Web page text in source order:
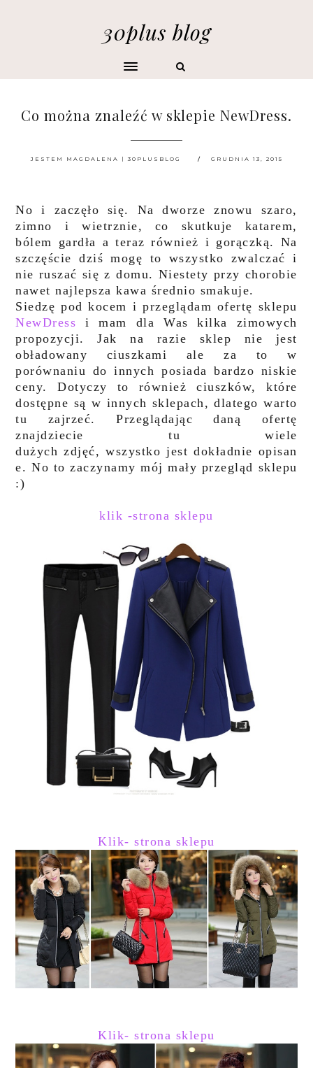
30plus blog
Co można znaleźć w sklepie NewDress.
JESTEM MAGDALENA | 30PLUSBLOG GRUDNIA 13, 2015
No i zaczęło się. Na dworze znowu szaro,
zimno i wietrznie, co skutkuje katarem,
bólem gardła a teraz również i gorączką. Na
szczęście dziś mogę to wszystko zwalczać i
nie ruszać się z domu. Niestety przy chorobie
nawet najlepsza kawa średnio smakuje.
Siedzę pod kocem i przeglądam ofertę sklepu
NewDress i mam dla Was kilka zimowych
propozycji. Jak na razie sklep nie jest
obładowany ciuszkami ale za to w
porównaniu do innych posiada bardzo niskie
ceny. Dotyczy to również ciuszków, które
dostępne są w innych sklepach, dlatego warto
tu zajrzeć. Przeglądając daną ofertę
znajdziecie tu wiele
dużych zdjęć, wszystko jest dokładnie opisan
e. No to zaczynamy mój mały przegląd sklepu
:)
klik -strona sklepu
Klik- strona sklepu
Klik- strona sklepu